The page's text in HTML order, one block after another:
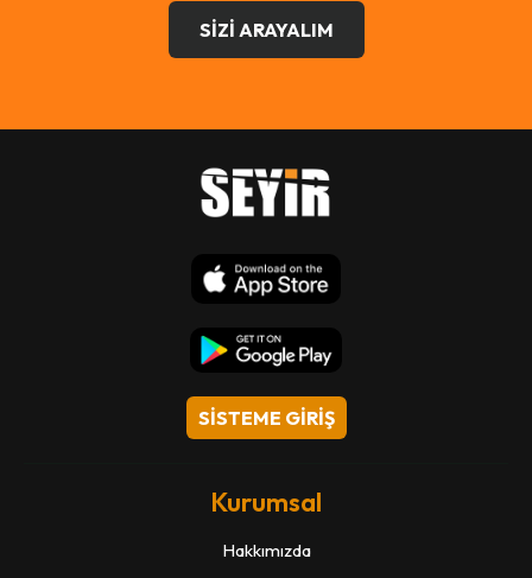
SİZİ ARAYALIM
SİSTEME GİRİŞ
Kurumsal
Hakkımızda